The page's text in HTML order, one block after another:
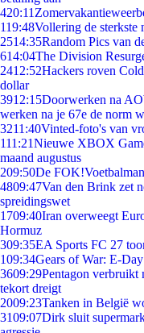
420:11
119:48Vollering de sterkste
2514:35Random Pics van
614:04The Division
2412:52Hackers roven
dollar
3912:15Doorwerken na
werken na je 67e de norm
3211:40Vinted-foto's van
111:21Nieuwe XBOX
maand augustus
209:50De
4809:47Van den Brink zet
spreidingswet
1709:40Iran overweegt
Hormuz
309:35EA Sports FC 27
109:34Gears of War: E-
3609:29Pentagon verbruikt
tekort dreigt
2009:23Tanken in België
3109:07Dirk sluit